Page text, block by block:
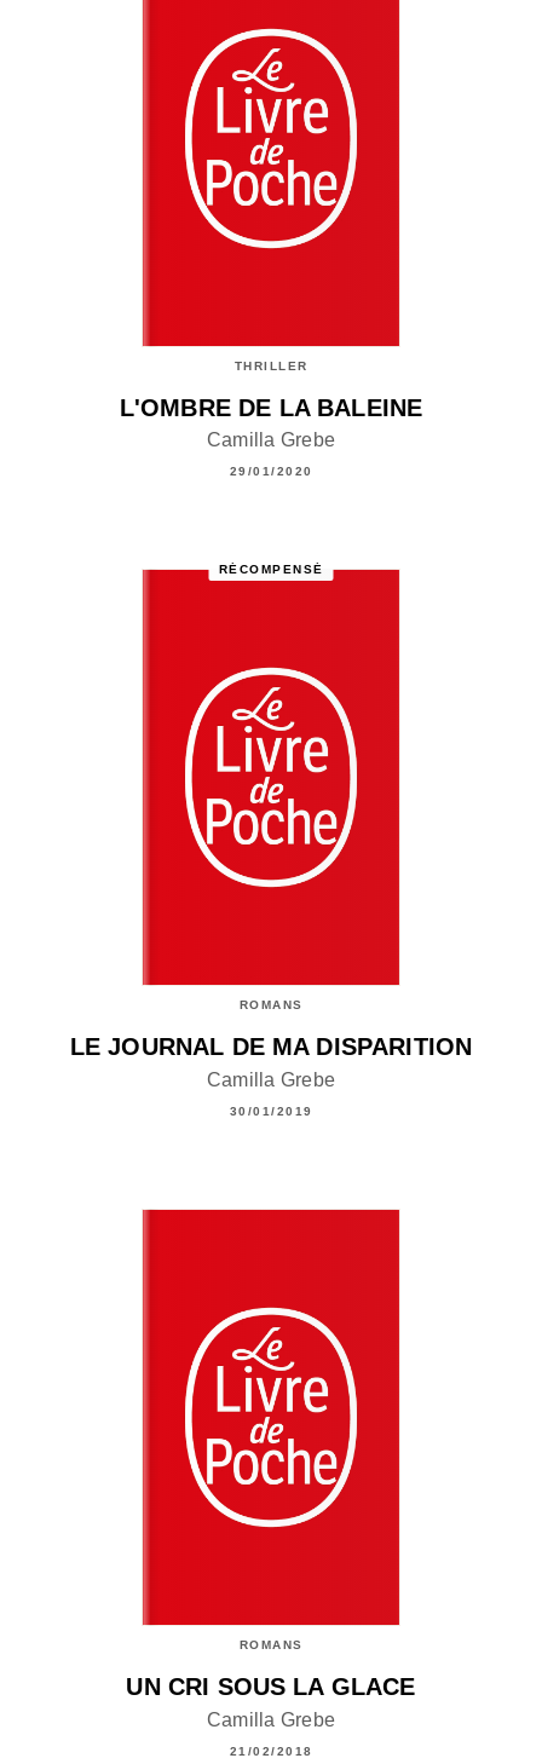
THRILLER
L'OMBRE DE LA BALEINE
Camilla Grebe
29/01/2020
RÉCOMPENSÉ
ROMANS
LE JOURNAL DE MA DISPARITION
Camilla Grebe
30/01/2019
ROMANS
UN CRI SOUS LA GLACE
Camilla Grebe
21/02/2018